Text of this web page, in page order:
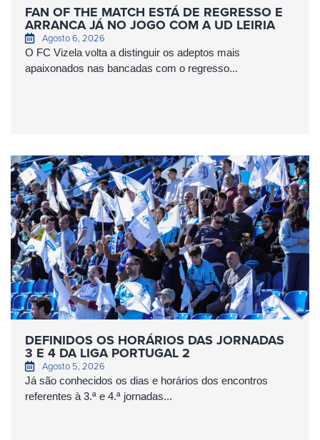
FAN OF THE MATCH ESTÁ DE REGRESSO E
ARRANCA JÁ NO JOGO COM A UD LEIRIA
Agosto 6, 2026
O FC Vizela volta a distinguir os adeptos mais
apaixonados nas bancadas com o regresso...
DEFINIDOS OS HORÁRIOS DAS JORNADAS
3 E 4 DA LIGA PORTUGAL 2
Agosto 5, 2026
Já são conhecidos os dias e horários dos encontros
referentes à 3.ª e 4.ª jornadas...